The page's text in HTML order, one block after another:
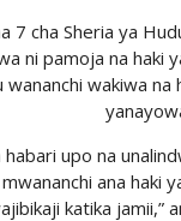
7 cha Sheria ya
ni pamoja na haki
wakiwa
upo na
ana haki
katika jamii,”